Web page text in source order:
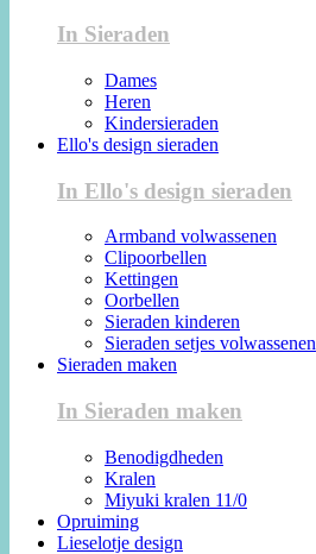
In Sieraden
Dames
Heren
Kindersieraden
Ello's design sieraden
In Ello's design sieraden
Armband volwassenen
Clipoorbellen
Kettingen
Oorbellen
Sieraden kinderen
Sieraden setjes volwassenen
Sieraden maken
In Sieraden maken
Benodigdheden
Kralen
Miyuki kralen 11/0
Opruiming
Lieselotje design